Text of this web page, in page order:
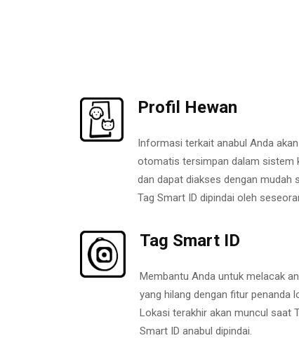
Profil Hewan
Informasi terkait anabul Anda akan
otomatis tersimpan dalam sistem
dan dapat diakses dengan mudah
Tag Smart ID dipindai oleh
Tag Smart ID
Membantu Anda untuk melacak
yang hilang dengan fitur penanda
Lokasi terakhir akan muncul saat
Smart ID anabul dipindai.